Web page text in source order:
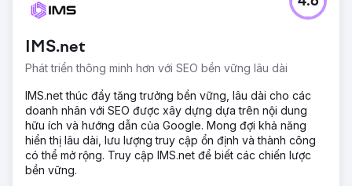
IMS.net
Phát triển thông minh hơn với SEO bền vững lâu dài
IMS.net thúc đẩy tăng trưởng bền vững, lâu dài cho các
doanh nhân với SEO được xây dựng dựa trên nội dung
hữu ích và hướng dẫn của Google. Mong đợi khả năng
hiển thị lâu dài, lưu lượng truy cập ổn định và thành công
có thể mở rộng. Truy cập IMS.net để biết các chiến lược
bền vững.